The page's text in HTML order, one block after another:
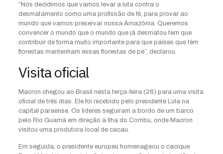
“Nós decidimos que vamos levar a luta contra o
desmatamento como uma profissão de fé, para provar ao
mundo que vamos preservar nossa Amazônia. Queremos
convencer o mundo que o mundo que já desmatou tem que
contribuir de forma muito importante para que países que têm
florestas mantenham essas florestas de pé”, declarou.
Visita oficial
Macron chegou ao Brasil nesta terça-feira (26) para uma visita
oficial de três dias. Ele foi recebido pelo presidente Lula na
capital paraense. Os líderes seguiram a bordo de um barco
pelo Rio Guamá em direção à Ilha do Combu, onde Macron
visitou uma produtora local de cacau.
Em seguida, o presidente europeu homenageou o cacique